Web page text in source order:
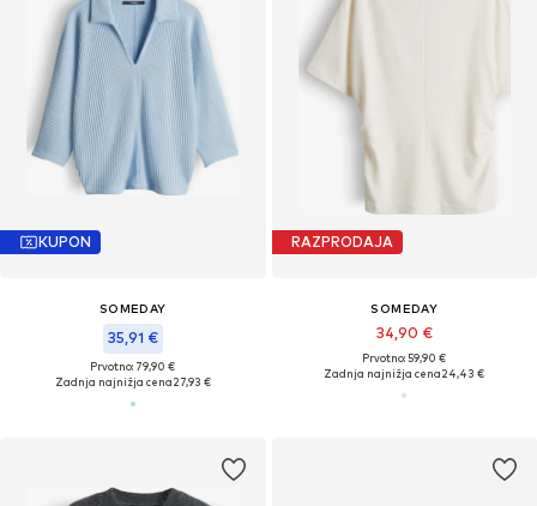
KUPON
SOMEDAY
35,91 €
Prvotno: 79,90 €
Zadnja najnižja cena27,93 €
RAZPRODAJA
SOMEDAY
34,90 €
Prvotno: 59,90 €
Zadnja najnižja cena24,43 €